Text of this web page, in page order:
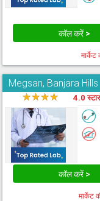
कॉल करें >
Megsan, Banjara Hills
★★★★ 4.0
कॉल करें >
मार्केट